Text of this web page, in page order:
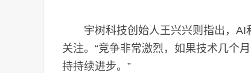
宇树科技创始人王兴兴则指出，AI
关注。“竞争非常激烈，如果技术几个
持持续进步。”